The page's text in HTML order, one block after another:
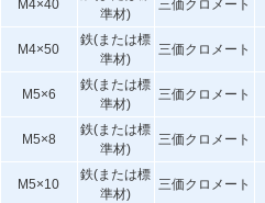
M4×40
準材)
三価クロメート
M4×50
鉄(または標
準材)
三価クロメート
M5×6
鉄(または標
準材)
三価クロメート
M5×8
鉄(または標
準材)
三価クロメート
M5×10
鉄(または標
準材)
三価クロメート